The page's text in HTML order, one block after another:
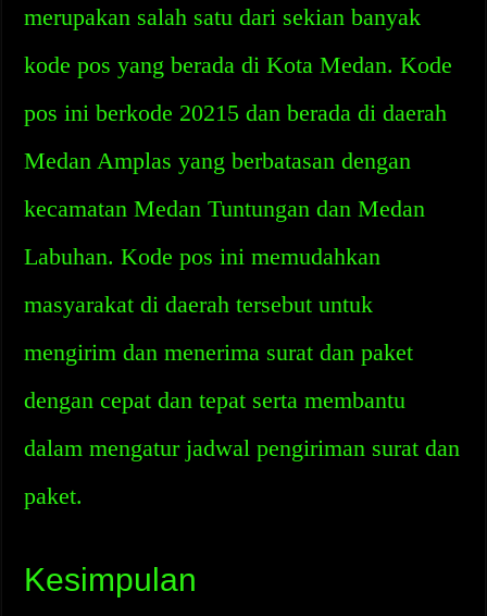
merupakan salah satu dari sekian banyak
kode pos yang berada di Kota Medan. Kode
pos ini berkode 20215 dan berada di daerah
Medan Amplas yang berbatasan dengan
kecamatan Medan Tuntungan dan Medan
Labuhan. Kode pos ini memudahkan
masyarakat di daerah tersebut untuk
mengirim dan menerima surat dan paket
dengan cepat dan tepat serta membantu
dalam mengatur jadwal pengiriman surat dan
paket.
Kesimpulan